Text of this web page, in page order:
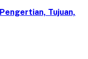
Tujuan,